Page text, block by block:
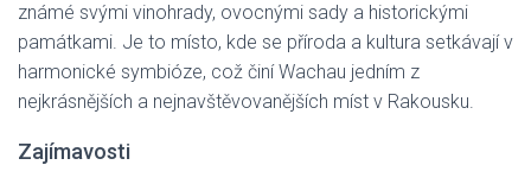
známé svými vinohrady, ovocnými sady a historickými
památkami. Je to místo, kde se příroda a kultura setkávají v
harmonické symbióze, což činí Wachau jedním z
nejkrásnějších a nejnavštěvovanějších míst v Rakousku.
Zajímavosti